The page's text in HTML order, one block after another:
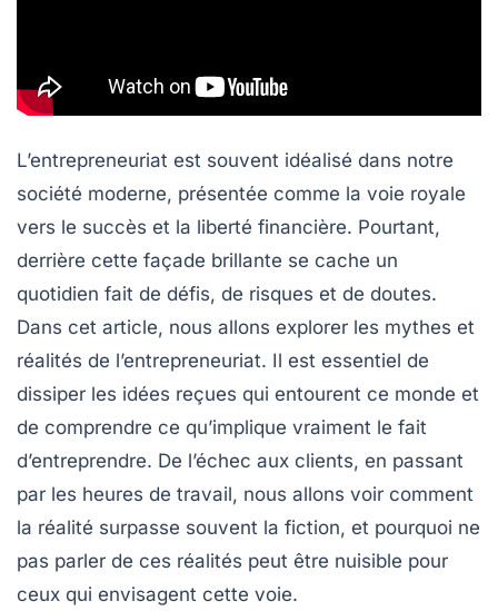
L’entrepreneuriat est souvent idéalisé dans notre
société moderne, présentée comme la voie royale
vers le succès et la liberté financière. Pourtant,
derrière cette façade brillante se cache un
quotidien fait de défis, de risques et de doutes.
Dans cet article, nous allons explorer les mythes et
réalités de l’entrepreneuriat. Il est essentiel de
dissiper les idées reçues qui entourent ce monde et
de comprendre ce qu’implique vraiment le fait
d’entreprendre. De l’échec aux clients, en passant
par les heures de travail, nous allons voir comment
la réalité surpasse souvent la fiction, et pourquoi ne
pas parler de ces réalités peut être nuisible pour
ceux qui envisagent cette voie.